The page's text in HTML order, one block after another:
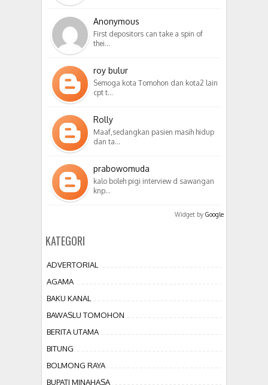
Anonymous
First depositors can take a spin of
thei…
roy bulur
Semoga kota Tomohon dan kota2 lain
cpt t…
Rolly
Maaf,sedangkan pasien masih hidup
dan ta…
prabowomuda
kalo boleh pigi interview d sawangan
knp…
Widget by Google
KATEGORI
ADVERTORIAL
AGAMA
BAKU KANAL
BAWASLU TOMOHON
BERITA UTAMA
BITUNG
BOLMONG RAYA
BUPATI MINAHASA